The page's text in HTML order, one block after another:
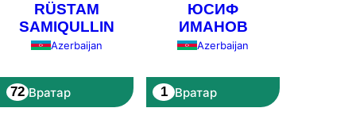
RÜSTAM
SAMIQULLIN
Azerbaijan
72 Вратар
ЮСИФ
ИМАНОВ
Azerbaijan
1 Вратар